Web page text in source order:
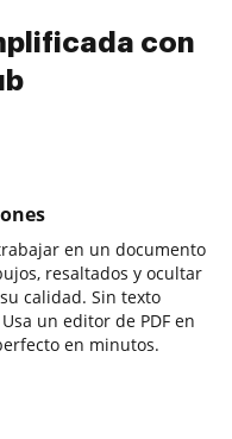
con
en un documento
resaltados y ocultar
calidad. Sin texto
un editor de PDF en
en minutos.